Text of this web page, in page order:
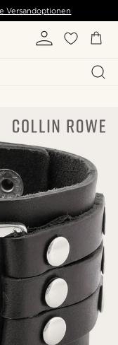
Versandoptionen